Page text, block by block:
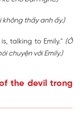
không thấy anh ấy.)
, talking to Emily." (Ở
chuyện với Emily.)
the devil trong